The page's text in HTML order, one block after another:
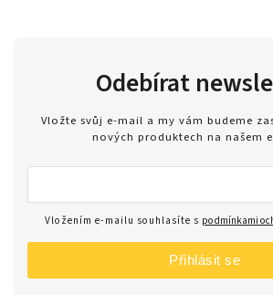
Odebírat
Vložte svůj e-mail a my vám budeme
nových produktech na našem
Vložením e-mailu souhlasíte s podmínkami
Přihlásit se